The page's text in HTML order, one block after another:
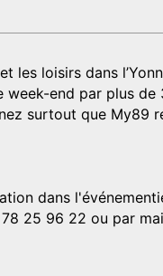
les loisirs dans
end par plus de
surtout que My89
dans
25 96 22 ou par